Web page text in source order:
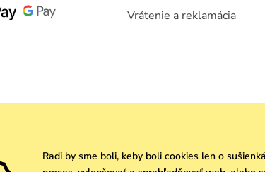
Vrátenie a reklamácia
Radi by sme boli, keby boli cookies len o